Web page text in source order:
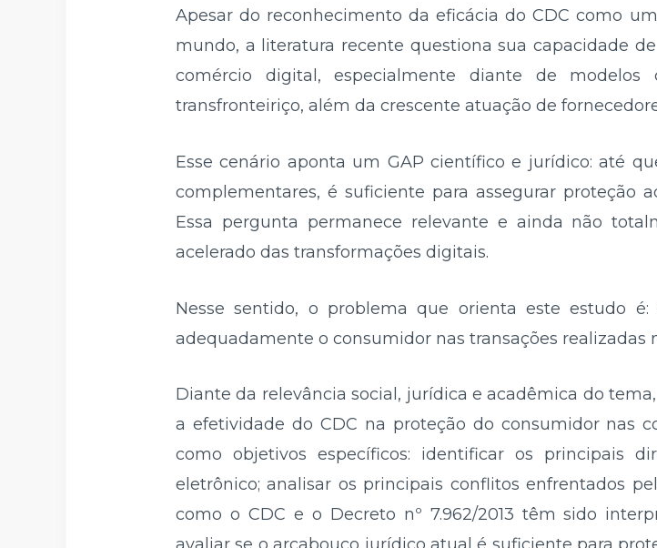
Apesar do reconhecimento da eficácia do CDC como
mundo, a literatura recente questiona sua capacidade
comércio digital, especialmente diante de modelos
transfronteiriço, além da crescente atuação de
Esse cenário aponta um GAP científico e jurídico: até
complementares, é suficiente para assegurar proteção
Essa pergunta permanece relevante e ainda não
acelerado das transformações digitais.
Nesse sentido, o problema que orienta este estudo
adequadamente o consumidor nas transações realizadas
Diante da relevância social, jurídica e acadêmica do
a efetividade do CDC na proteção do consumidor nas
como objetivos específicos: identificar os principais
eletrônico; analisar os principais conflitos enfrentados
como o CDC e o Decreto nº 7.962/2013 têm sido